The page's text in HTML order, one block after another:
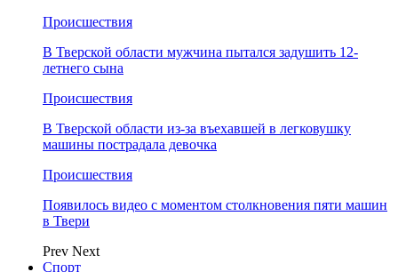
Происшествия
В Тверской области мужчина пытался задушить 12-
летнего сына
Происшествия
В Тверской области из-за въехавшей в легковушку
машины пострадала девочка
Происшествия
Появилось видео с моментом столкновения пяти машин
в Твери
Prev Next
Спорт